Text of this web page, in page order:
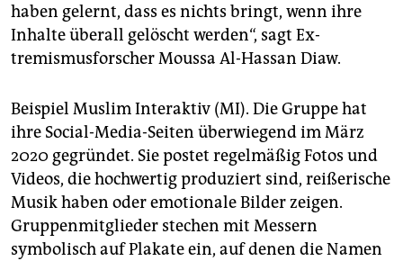
haben gelernt, dass es nichts bringt, wenn ihre
Inhalte überall gelöscht werden“, sagt Ex­
tremismusforscher Moussa Al-Hassan Diaw.
Beispiel Muslim Interaktiv (MI). Die Gruppe hat
ihre Social-Media-Seiten überwiegend im März
2020 gegründet. Sie postet regelmäßig Fotos und
Videos, die hochwertig produziert sind, reißerische
Musik haben oder emotionale Bilder zeigen.
Gruppenmitglieder stechen mit Messern
symbolisch auf Plakate ein, auf denen die Namen